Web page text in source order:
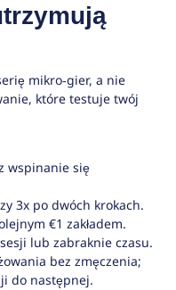
mikro‑gier, a nie
które testuje twój
wspinanie się
3x po dwóch krokach.
€1 zakładem.
lub zabraknie czasu.
bez zmęczenia;
do następnej.